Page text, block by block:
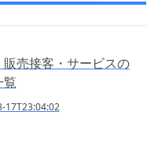
販売接客・サービスの
覧
17T23:04:02